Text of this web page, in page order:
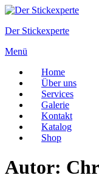
Zum
springen
Der Stickexperte
Menü
Home
Über uns
Services
Galerie
Kontakt
Katalog
Shop
Autor: